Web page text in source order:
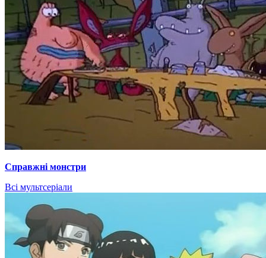
Справжні монстри
Всі мультсеріали